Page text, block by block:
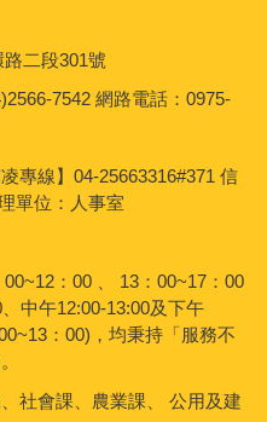
二段301號
7542 網路電話：0975-
專線】04-25663316#371 信
單位：人事室
：00 、 13：00~17：00
中午12:00-13:00及下午
：00)，均秉持「服務不
社會課、農業課、 公用及建